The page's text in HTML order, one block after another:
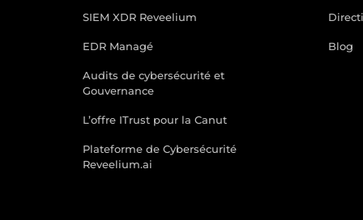
SIEM XDR Reveelium
EDR Managé
Audits de cybersécurité et
Gouvernance
L’offre ITrust pour la Canut
Plateforme de Cybersécurité
Reveelium.ai
Blog